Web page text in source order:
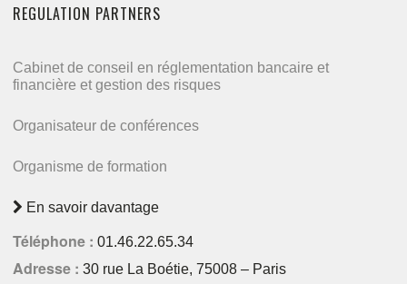
REGULATION PARTNERS
Cabinet de conseil en réglementation bancaire et
financière et gestion des risques
Organisateur de conférences
Organisme de formation
En savoir davantage
Téléphone : 01.46.22.65.34
Adresse : 30 rue La Boétie, 75008 – Paris